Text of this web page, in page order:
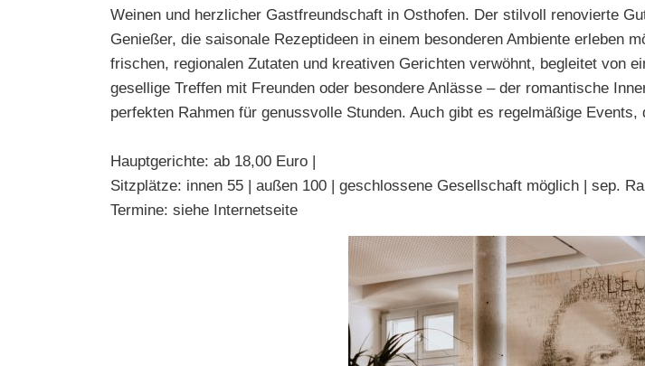
Weinen und herzlicher Gastfreundschaft in Osthofen. Der stilvoll renovierte
Genießer, die saisonale Rezeptideen in einem besonderen Ambiente erleben
frischen, regionalen Zutaten und kreativen Gerichten verwöhnt, begleitet von
gesellige Treffen mit Freunden oder besondere Anlässe – der romantische
perfekten Rahmen für genussvolle Stunden. Auch gibt es regelmäßige
Hauptgerichte: ab 18,00 Euro |
Sitzplätze: innen 55 | außen 100 | geschlossene Gesellschaft möglich | sep.
Termine: siehe Internetseite